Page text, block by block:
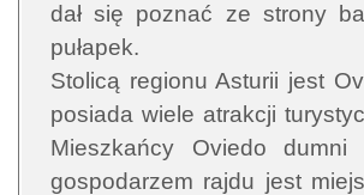
dał się poznać ze strony
pułapek.
Stolicą regionu Asturii jest
posiada wiele atrakcji
Mieszkańcy Oviedo
gospodarzem rajdu jest